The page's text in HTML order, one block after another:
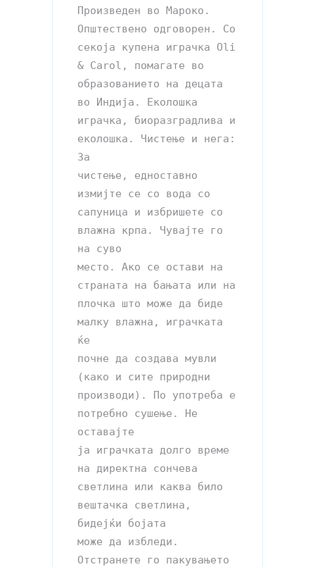
Произведен во Мароко.
Општествено одговорен. Со
секоја купена играчка Oli
& Carol, помагате во
образованието на децата
во Индија. Еколошка
играчка, биоразградлива и
еколошка. Чистење и нега:
За
чистење, едноставно
измијте се со вода со
сапуница и избришете со
влажна крпа. Чувајте го
на суво
место. Ако се остави на
страната на бањата или на
плочка што може да биде
малку влажна, играчката
ќе
почне да создава мувли
(како и сите природни
производи). По употреба е
потребно сушење. Не
оставајте
ја играчката долго време
на директна сончева
светлина или каква било
вештачка светлина,
бидејќи бојата
може да избледи.
Отстранете го пакувањето